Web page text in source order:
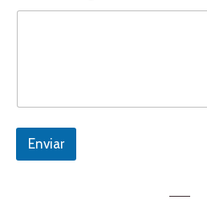
Enviar